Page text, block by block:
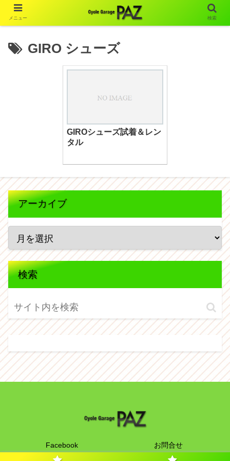
GIRO シューズ
GIROシューズ試着＆レン
タル
アーカイブ
検索
Facebook お問合せ
メニュー 検索